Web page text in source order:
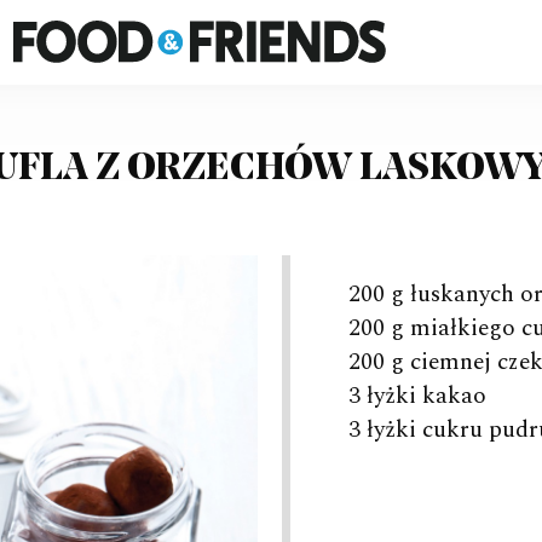
FOOD&FRIENDS
Z ORZECHÓW
200 g łuskanych
200 g miałkiego
200 g ciemnej
3 łyżki kakao
3 łyżki cukru